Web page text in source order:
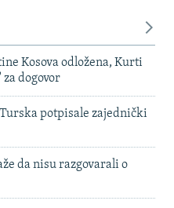
Kosova odložena, Kurti
dogovor
potpisale zajednički
da nisu razgovarali o